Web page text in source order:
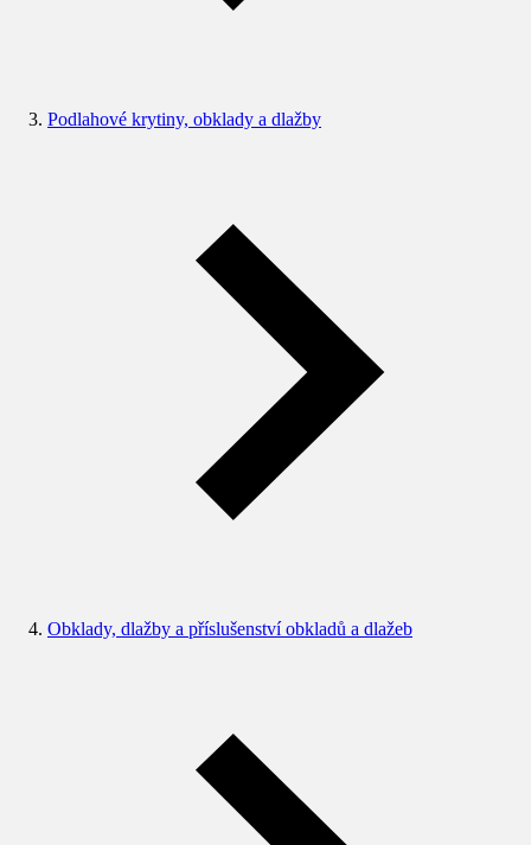
Podlahové krytiny, obklady a dlažby
Obklady, dlažby a příslušenství obkladů a dlažeb